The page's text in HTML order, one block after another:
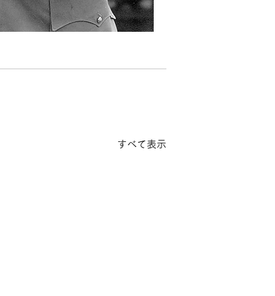
すべて表示